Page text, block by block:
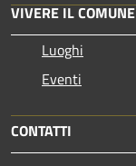
VIVERE IL COMUNE
Luoghi
Eventi
CONTATTI